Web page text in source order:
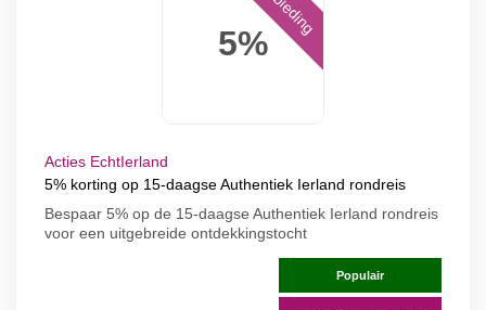
5%
Acties EchtIerland
5% korting op 15-daagse Authentiek Ierland rondreis
Bespaar 5% op de 15-daagse Authentiek Ierland rondreis
voor een uitgebreide ontdekkingstocht
Populair